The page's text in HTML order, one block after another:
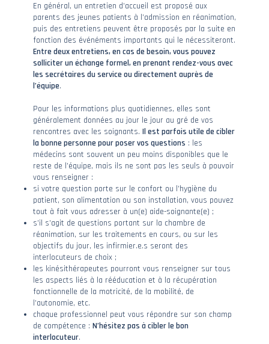
En général, un entretien d’accueil est proposé aux
parents des jeunes patients à l’admission en réanimation,
puis des entretiens peuvent être proposés par la suite en
fonction des événéments importants qui le nécessiteront.
Entre deux entretiens, en cas de besoin, vous pouvez
solliciter un échange formel, en prenant rendez-vous avec
les secrétaires du service ou directement auprès de
l’équipe.
Pour les informations plus quotidiennes, elles sont
généralement données au jour le jour au gré de vos
rencontres avec les soignants. Il est parfois utile de cibler
la bonne personne pour poser vos questions : les
médecins sont souvent un peu moins disponibles que le
reste de l’équipe, mais ils ne sont pas les seuls à pouvoir
vous renseigner :
si votre question porte sur le confort ou l’hygiène du
patient, son alimentation ou son installation, vous pouvez
tout à fait vous adresser à un(e) aide-soignante(e) ;
s’il s’agit de questions portant sur la chambre de
réanimation, sur les traitements en cours, ou sur les
objectifs du jour, les infirmier.e.s seront des
interlocuteurs de choix ;
les kinésithérapeutes pourront vous renseigner sur tous
les aspects liés à la rééducation et à la récupération
fonctionnelle de la motricité, de la mobilité, de
l’autonomie, etc.
chaque professionnel peut vous répondre sur son champ
de compétence : N’hésitez pas à cibler le bon
interlocuteur.